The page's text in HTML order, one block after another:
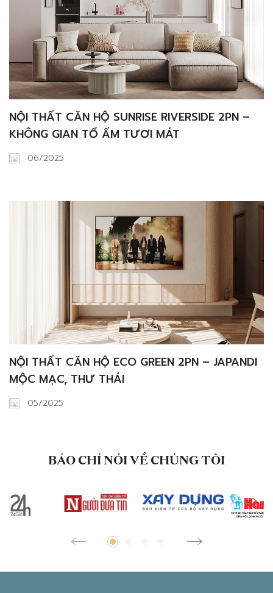
NỘI THẤT CĂN HỘ SUNRISE RIVERSIDE 2PN –
KHÔNG GIAN TỔ ẤM TƯƠI MÁT
06/2025
NỘI THẤT CĂN HỘ ECO GREEN 2PN – JAPANDI
MỘC MẠC, THƯ THÁI
05/2025
BÁO CHÍ NÓI VỀ CHÚNG TÔI